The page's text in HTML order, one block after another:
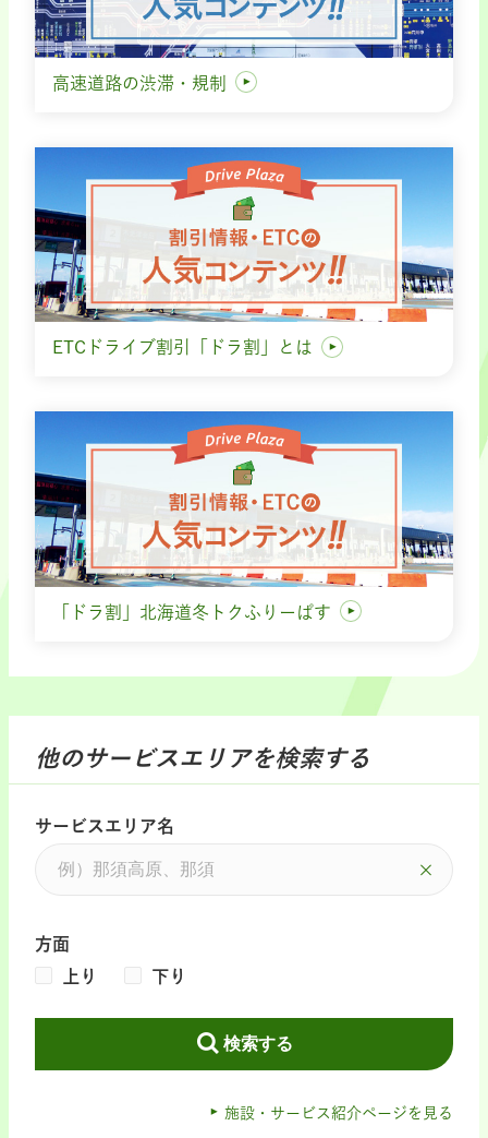
高速道路の渋滞・規制
ETCドライブ割引「ドラ割」とは
「ドラ割」北海道冬トクふりーぱす
他のサービスエリアを検索する
サービスエリア名
方面
上り
下り
検索する
施設・サービス紹介ページを見る